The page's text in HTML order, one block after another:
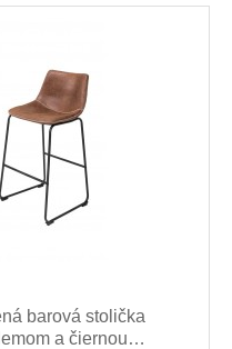
barová stolička
a čiernou